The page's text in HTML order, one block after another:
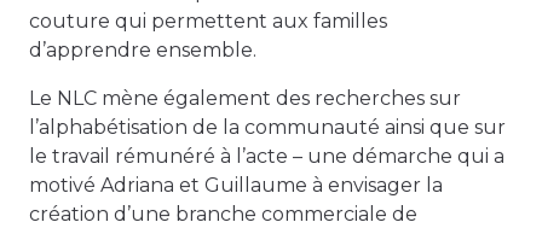
couture qui permettent aux familles
d’apprendre ensemble.
Le NLC mène également des recherches sur
l’alphabétisation de la communauté ainsi que sur
le travail rémunéré à l’acte – une démarche qui a
motivé Adriana et Guillaume à envisager la
création d’une branche commerciale de